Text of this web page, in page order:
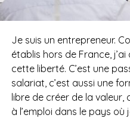
Je suis un entrepreneur.
établis hors de France,
cette liberté. C’est une
salariat, c’est aussi une
libre de créer de la valeur,
à l’emploi dans le pays où